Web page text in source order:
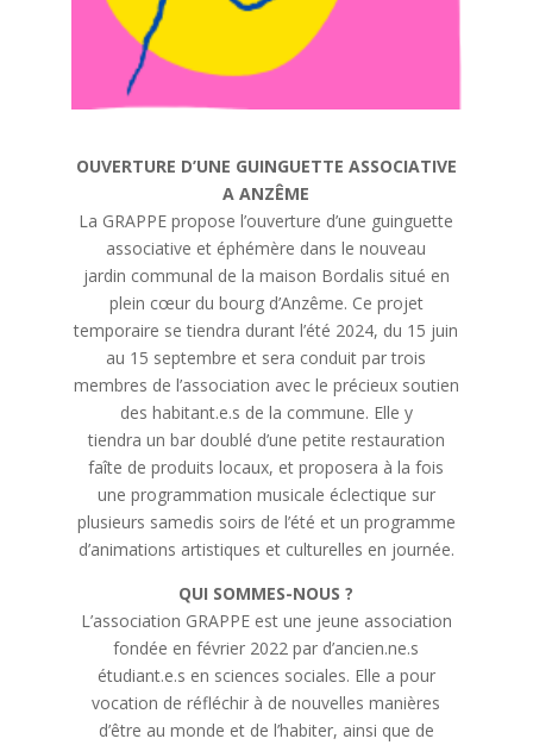
OUVERTURE D’UNE GUINGUETTE ASSOCIATIVE
A ANZÊME
La GRAPPE propose l’ouverture d’une guinguette
associative et éphémère dans le nouveau
jardin communal de la maison Bordalis situé en
plein cœur du bourg d’Anzême. Ce projet
temporaire se tiendra durant l’été 2024, du 15 juin
au 15 septembre et sera conduit par trois
membres de l’association avec le précieux soutien
des habitant.e.s de la commune. Elle y
tiendra un bar doublé d’une petite restauration
faîte de produits locaux, et proposera à la fois
une programmation musicale éclectique sur
plusieurs samedis soirs de l’été et un programme
d’animations artistiques et culturelles en journée.
QUI SOMMES-NOUS ?
L’association GRAPPE est une jeune association
fondée en février 2022 par d’ancien.ne.s
étudiant.e.s en sciences sociales. Elle a pour
vocation de réfléchir à de nouvelles manières
d’être au monde et de l’habiter, ainsi que de